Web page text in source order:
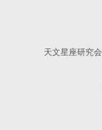
天文星座研究会